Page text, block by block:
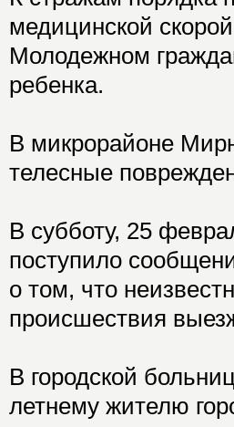
медицинской
Молодежном
ребенка.
В микрорайоне
телесные
В субботу, 25
поступило
о том, что
происшествия
В городской
летнему жителю